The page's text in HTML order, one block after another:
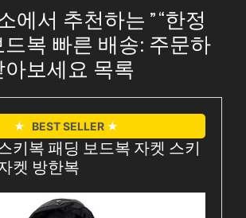
에서 추천하는 ” “한정
복 빠른 배송: 주문하
보세요 목록
★ BEST SELLER ★
스키복 패딩 보드복 자켓 스키
켓 방한복